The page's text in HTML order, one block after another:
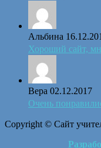
Альбина
Хороший сайт,
Вера 02.12.2017
Очень
Copyright © Сайт